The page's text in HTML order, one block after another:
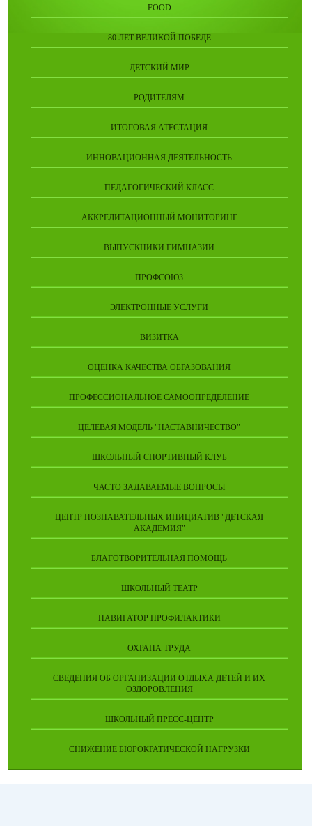
FOOD
80 ЛЕТ ВЕЛИКОЙ ПОБЕДЕ
ДЕТСКИЙ МИР
РОДИТЕЛЯМ
ИТОГОВАЯ АТЕСТАЦИЯ
ИННОВАЦИОННАЯ ДЕЯТЕЛЬНОСТЬ
ПЕДАГОГИЧЕСКИЙ КЛАСС
АККРЕДИТАЦИОННЫЙ МОНИТОРИНГ
ВЫПУСКНИКИ ГИМНАЗИИ
ПРОФСОЮЗ
ЭЛЕКТРОННЫЕ УСЛУГИ
ВИЗИТКА
ОЦЕНКА КАЧЕСТВА ОБРАЗОВАНИЯ
ПРОФЕССИОНАЛЬНОЕ САМООПРЕДЕЛЕНИЕ
ЦЕЛЕВАЯ МОДЕЛЬ "НАСТАВНИЧЕСТВО"
ШКОЛЬНЫЙ СПОРТИВНЫЙ КЛУБ
ЧАСТО ЗАДАВАЕМЫЕ ВОПРОСЫ
ЦЕНТР ПОЗНАВАТЕЛЬНЫХ ИНИЦИАТИВ "ДЕТСКАЯ
АКАДЕМИЯ"
БЛАГОТВОРИТЕЛЬНАЯ ПОМОЩЬ
ШКОЛЬНЫЙ ТЕАТР
НАВИГАТОР ПРОФИЛАКТИКИ
ОХРАНА ТРУДА
СВЕДЕНИЯ ОБ ОРГАНИЗАЦИИ ОТДЫХА ДЕТЕЙ И ИХ
ОЗДОРОВЛЕНИЯ
ШКОЛЬНЫЙ ПРЕСС-ЦЕНТР
СНИЖЕНИЕ БЮРОКРАТИЧЕСКОЙ НАГРУЗКИ